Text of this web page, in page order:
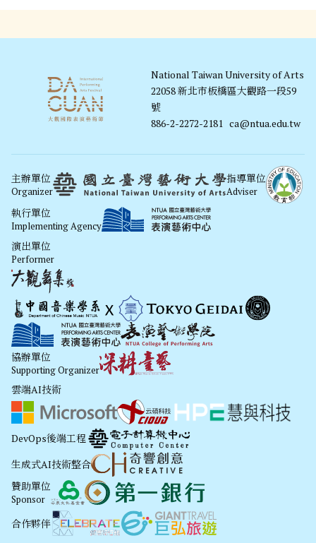
National Taiwan University of Arts
22058 新北市板橋區大觀路一段59
號
886-2-2272-2181 ca@ntua.edu.tw
主辦單位
Organizer
指導單位
Adviser
執行單位
Implementing Agency
演出單位
Performer
協辦單位
Supporting Organizer
雲端AI技術
DevOps後端工程
生成式AI技術整合
贊助單位
Sponsor
合作夥伴